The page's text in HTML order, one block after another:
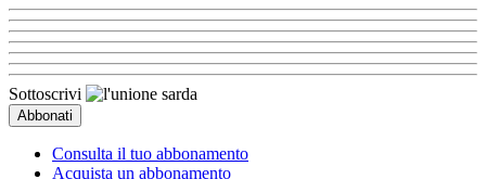
Sottoscrivi
Consulta il tuo abbonamento
Acquista un abbonamento